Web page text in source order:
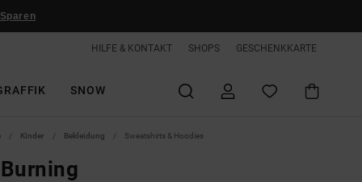
HILFE & KONTAKT SHOPS GESCHENKKARTE
SNOW
Kinder Bekleidung Sweatshirts & Hoodies